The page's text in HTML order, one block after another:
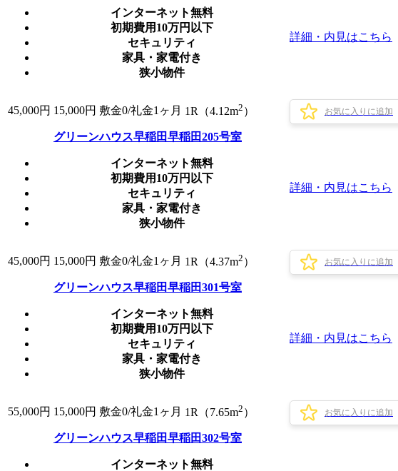
インターネット無料
初期費用10万円以下
セキュリティ
家具・家電付き
狭小物件
詳細・内見はこちら
45,000円 15,000円 敷金0/礼金1ヶ月 1R（4.12m2 ） お気に入りに追加
グリーンハウス早稲田早稲田205号室
インターネット無料
初期費用10万円以下
セキュリティ
家具・家電付き
狭小物件
詳細・内見はこちら
45,000円 15,000円 敷金0/礼金1ヶ月 1R（4.37m2 ） お気に入りに追加
グリーンハウス早稲田早稲田301号室
インターネット無料
初期費用10万円以下
セキュリティ
家具・家電付き
狭小物件
詳細・内見はこちら
55,000円 15,000円 敷金0/礼金1ヶ月 1R（7.65m2 ） お気に入りに追加
グリーンハウス早稲田早稲田302号室
インターネット無料